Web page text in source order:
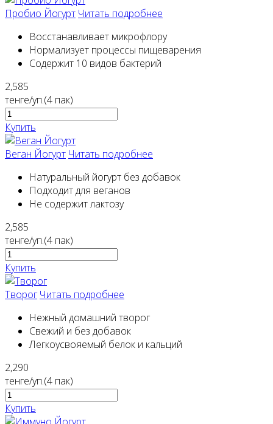
Пробио Йогурт Читать подробнее
Восстанавливает микрофлору
Нормализует процессы пищеварения
Содержит 10 видов бактерий
2,585
тенге/уп.(4 пак)
Купить
Веган Йогурт Читать подробнее
Натуральный йогурт без добавок
Подходит для веганов
Не содержит лактозу
2,585
тенге/уп.(4 пак)
Купить
Творог Читать подробнее
Нежный домашний творог
Свежий и без добавок
Легкоусвояемый белок и кальций
2,290
тенге/уп.(4 пак)
Купить